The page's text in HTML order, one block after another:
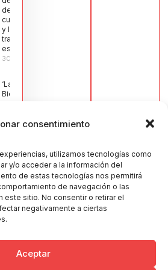
consentimiento
utilizamos tecnologías como
y/o acceder a la información del
de estas tecnologías nos permitirá
de navegación o las
este sitio. No consentir o retirar el
negativamente a ciertas
Aceptar
de la
cuchillería
y la navaja
tradicional
española
30/07/2026
‘La
Bienvenida’,
estampa de
de la Virgen
Muñoz
Muñoz,
anuncia las
Fiestas
Patronales
2026
30/07/2026